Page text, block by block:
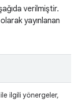
verilmiştir.
yayınlanan
ilgili yönergeler,